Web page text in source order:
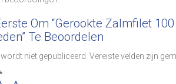
Om “Gerookte Zalmfilet
Te Beoordelen
niet gepubliceerd. Vereiste velden zijn